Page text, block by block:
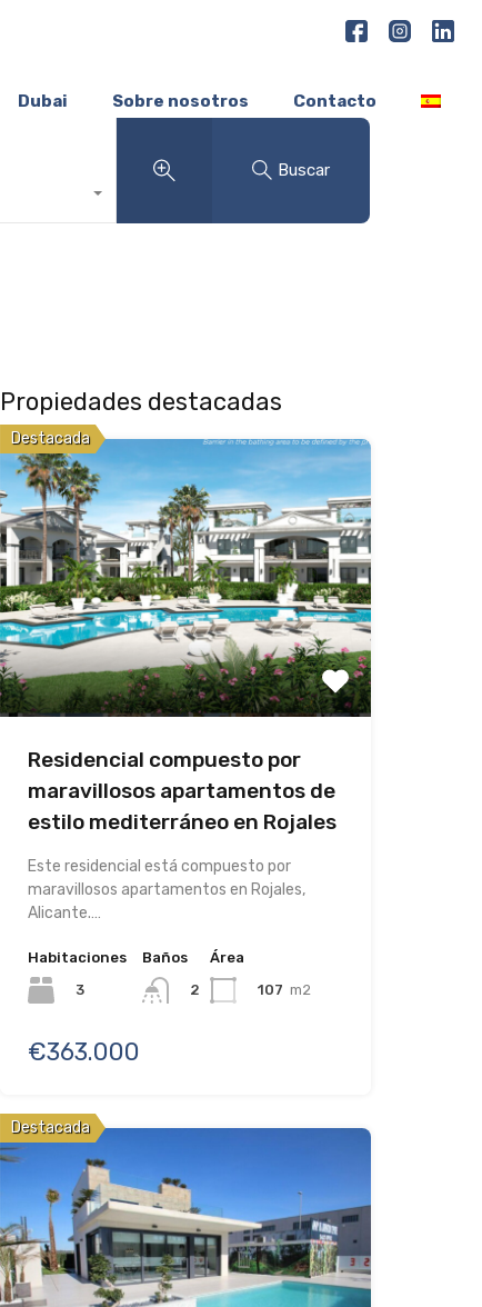
Dubai Sobre nosotros Contacto
Buscar
Propiedades destacadas
Destacada
Residencial compuesto por
maravillosos apartamentos de
estilo mediterráneo en Rojales
Este residencial está compuesto por
maravillosos apartamentos en Rojales,
Alicante.…
Habitaciones
3
Baños
2
Área
107 m2
€363.000
Destacada